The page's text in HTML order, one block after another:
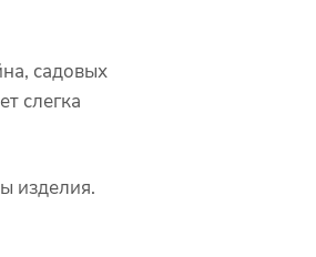
садовых
слегка
изделия.